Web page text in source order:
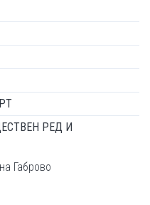
РЕД И
Габрово